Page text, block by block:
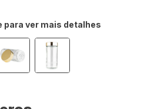
para ver mais detalhes